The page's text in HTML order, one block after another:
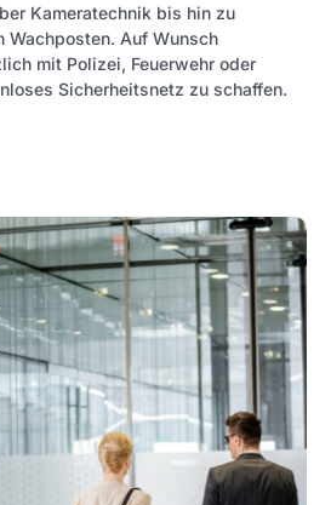
Kameratechnik bis hin zu
Wachposten. Auf Wunsch
mit Polizei, Feuerwehr oder
Sicherheitsnetz zu schaffen.